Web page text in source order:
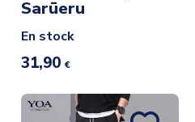
Sarūeru
En stock
31,90 €